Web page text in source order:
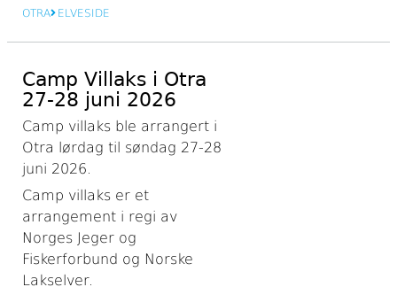
OTRA ELVESIDE
Camp Villaks i Otra
27-28 juni 2026
Camp villaks ble arrangert i
Otra lørdag til søndag 27-28
juni 2026.
Camp villaks er et
arrangement i regi av
Norges Jeger og
Fiskerforbund og Norske
Lakselver.